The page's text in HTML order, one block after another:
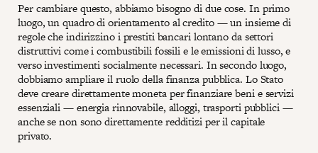
Per cambiare questo, abbiamo bisogno di due cose. In primo
luogo, un quadro di orientamento al credito — un insieme di
regole che indirizzino i prestiti bancari lontano da settori
distruttivi come i combustibili fossili e le emissioni di lusso, e
verso investimenti socialmente necessari. In secondo luogo,
dobbiamo ampliare il ruolo della finanza pubblica. Lo Stato
deve creare direttamente moneta per finanziare beni e servizi
essenziali — energia rinnovabile, alloggi, trasporti pubblici —
anche se non sono direttamente redditizi per il capitale
privato.